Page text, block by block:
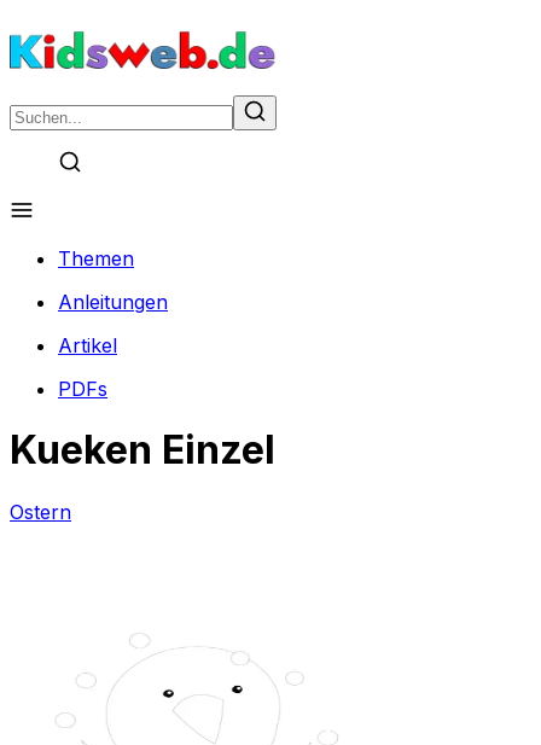
Themen
Anleitungen
Artikel
PDFs
Kueken Einzel
Ostern